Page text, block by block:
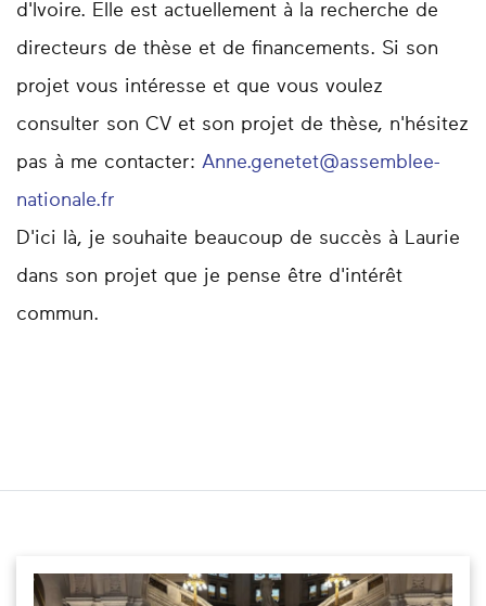
d'Ivoire. Elle est actuellement à la recherche de
directeurs de thèse et de financements. Si son
projet vous intéresse et que vous voulez
consulter son CV et son projet de thèse, n'hésitez
pas à me contacter: Anne.genetet@assemblee-
nationale.fr
D'ici là, je souhaite beaucoup de succès à Laurie
dans son projet que je pense être d'intérêt
commun.